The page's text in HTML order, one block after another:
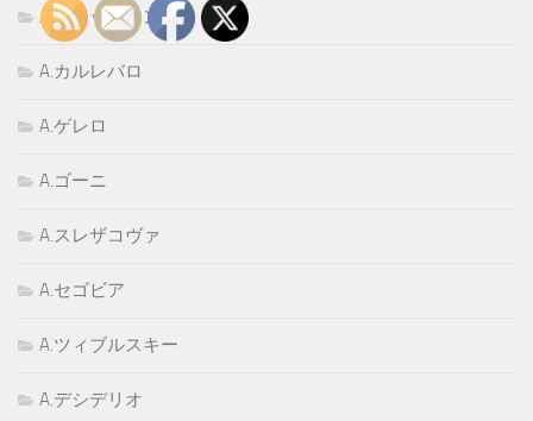
A.ウィッティンガム
A.カルレバロ
A.ゲレロ
A.ゴーニ
A.スレザコヴァ
A.セゴビア
A.ツィブルスキー
A.デシデリオ